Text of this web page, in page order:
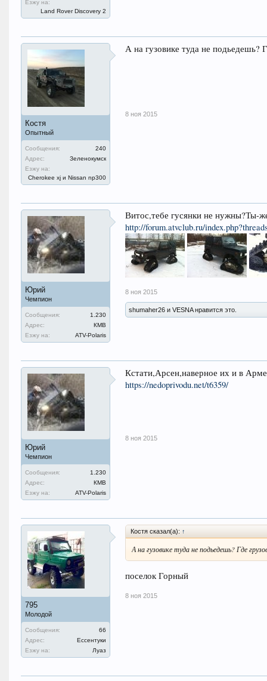
Езжу на:
Land Rover Discovery 2
Костя
Опытный
Сообщения:
240
Адрес:
Зеленокумск
Езжу на:
Cherokee xj и Nissan np300
А на гузовике туда не подьедешь?
8 ноя 2015
Юрий
Чемпион
Сообщения:
1.230
Адрес:
КМВ
Езжу на:
ATV-Polaris
Витос,тебе гусянки не нужны?Ты-
http://forum.atvclub.ru/
8 ноя 2015
shumaher26 и VESNA нравится это.
Юрий
Чемпион
Сообщения:
1.230
Адрес:
КМВ
Езжу на:
ATV-Polaris
Кстати,Арсен,наверное их и в
https://nedoprivodu.net/t6359/
8 ноя 2015
795
Молодой
Сообщения:
66
Адрес:
Ессентуки
Езжу на:
Луаз
Костя сказал(а): ↑
А на гузовике туда не подьедешь? Где
поселок Горный
8 ноя 2015